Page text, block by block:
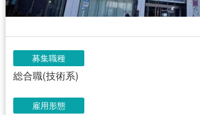
募集職種
総合職(技術系)
雇用形態